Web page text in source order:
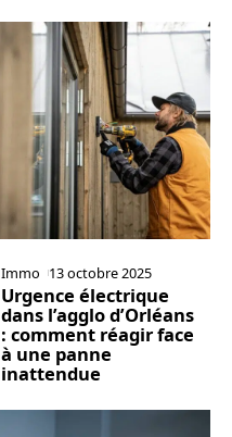
Immo 13 octobre 2025
Urgence électrique
dans l’agglo d’Orléans
: comment réagir face
à une panne
inattendue